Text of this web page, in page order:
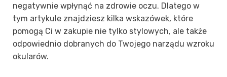
negatywnie wpłynąć na zdrowie oczu. Dlatego w
tym artykule znajdziesz kilka wskazówek, które
pomogą Ci w zakupie nie tylko stylowych, ale także
odpowiednio dobranych do Twojego narządu wzroku
okularów.